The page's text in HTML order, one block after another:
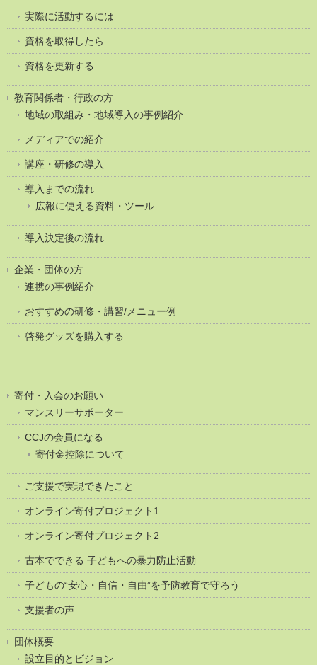
実際に活動するには
資格を取得したら
資格を更新する
教育関係者・行政の方
地域の取組み・地域導入の事例紹介
メディアでの紹介
講座・研修の導入
導入までの流れ
広報に使える資料・ツール
導入決定後の流れ
企業・団体の方
連携の事例紹介
おすすめの研修・講習/メニュー例
啓発グッズを購入する
寄付・入会のお願い
マンスリーサポーター
CCJの会員になる
寄付金控除について
ご支援で実現できたこと
オンライン寄付プロジェクト1
オンライン寄付プロジェクト2
古本でできる 子どもへの暴力防止活動
子どもの“安心・自信・自由”を予防教育で守ろう
支援者の声
団体概要
設立目的とビジョン